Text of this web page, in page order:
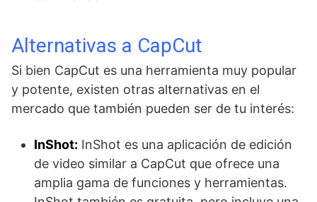
Alternativas a CapCut
Si bien CapCut es una herramienta muy popular
y potente, existen otras alternativas en el
mercado que también pueden ser de tu interés:
InShot: InShot es una aplicación de edición
de video similar a CapCut que ofrece una
amplia gama de funciones y herramientas.